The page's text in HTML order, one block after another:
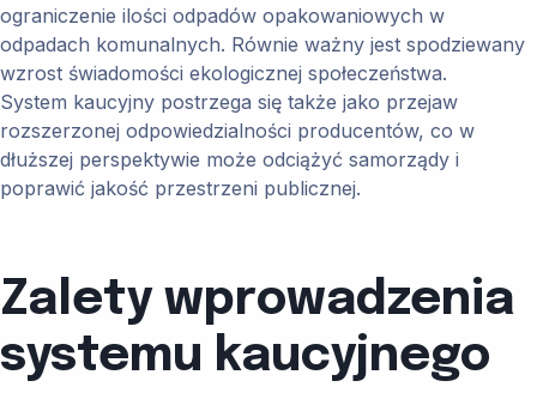
ograniczenie ilości odpadów opakowaniowych w
odpadach komunalnych. Równie ważny jest spodziewany
wzrost świadomości ekologicznej społeczeństwa.
System kaucyjny postrzega się także jako przejaw
rozszerzonej odpowiedzialności producentów, co w
dłuższej perspektywie może odciążyć samorządy i
poprawić jakość przestrzeni publicznej.
Zalety wprowadzenia
systemu kaucyjnego